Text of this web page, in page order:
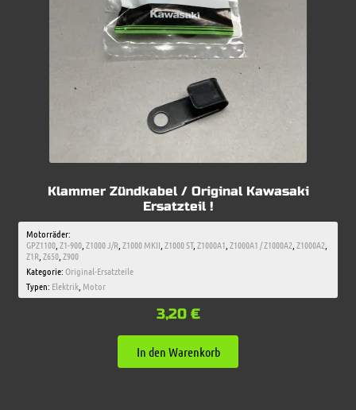
Klammer Zündkabel / Original Kawasaki
Ersatzteil !
Motorräder:
GPZ1100, Z1-900, Z1000 J/R, Z1000 MKII Z1000 ST, Z1000A1 Z1000A1 / Z1000A2 Z1000A2
Z1R, Z650, Z900
Kategorie:Original-Ersatzteile
Typen: Elektrik, Motor
3,20 €
In den Warenkorb